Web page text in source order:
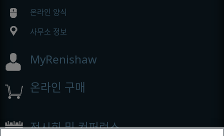
온라인 양식
사무소 정보
MyRenishaw
온라인 구매
전시회 및 컨퍼런스